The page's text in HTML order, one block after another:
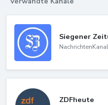
Siegener
NachrichtenKanal
ZDFheute